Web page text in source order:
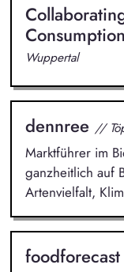
Wuppertal
dennree //
Marktführer im
ganzheitlich auf
Artenvielfalt,
foodforecast